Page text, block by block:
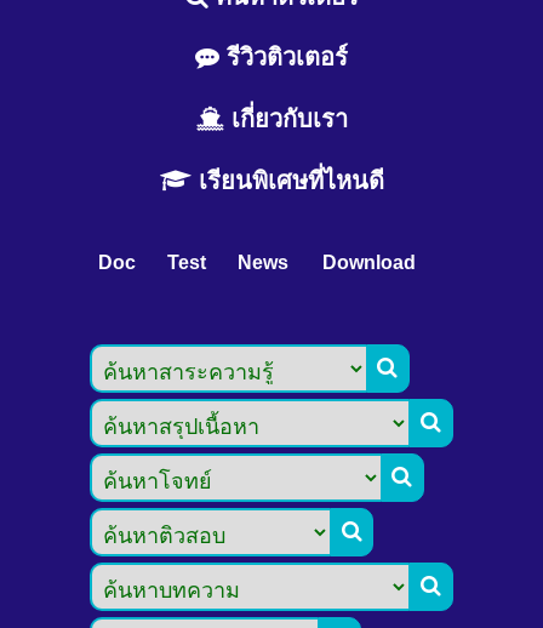
รีวิวติวเตอร์
เกี่ยวกับเรา
เรียนพิเศษที่ไหนดี
Doc Test News Download




